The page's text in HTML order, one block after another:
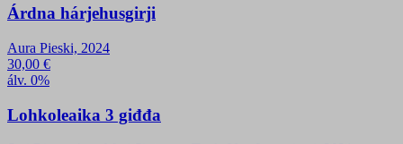
Árdna hárjehusgirji
Aura Pieski, 2024
30,00 €
álv. 0%
Lohkoleaika 3 giđđa